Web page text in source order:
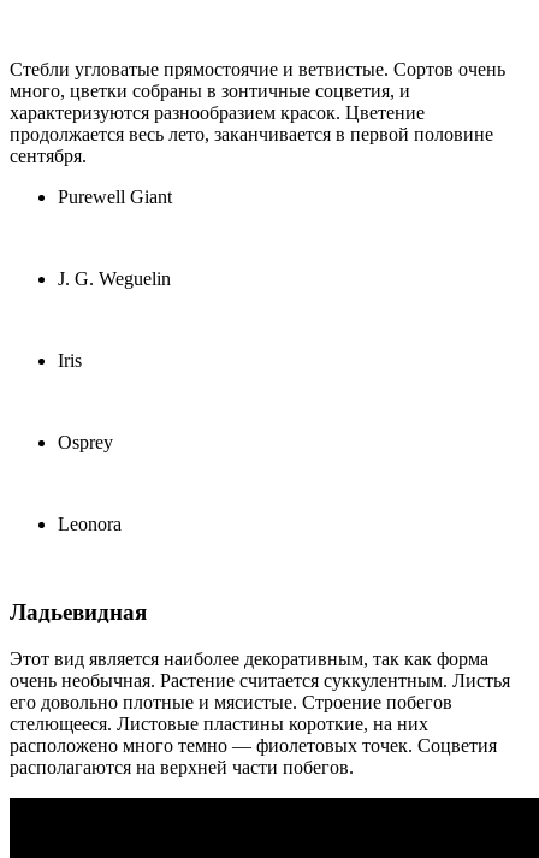
Стебли угловатые прямостоячие и ветвистые. Сортов очень
много, цветки собраны в зонтичные соцветия, и
характеризуются разнообразием красок. Цветение
продолжается весь лето, заканчивается в первой половине
сентября.
Purewell Giant
J. G. Weguelin
Iris
Osprey
Leonora
Ладьевидная
Этот вид является наиболее декоративным, так как форма
очень необычная. Растение считается суккулентным. Листья
его довольно плотные и мясистые. Строение побегов
стелющееся. Листовые пластины короткие, на них
расположено много темно — фиолетовых точек. Соцветия
располагаются на верхней части побегов.